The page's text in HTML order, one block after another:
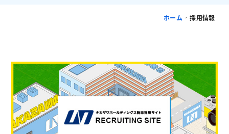
ホーム > 採用情報